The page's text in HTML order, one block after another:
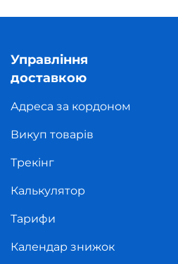
Управління
доставкою
Адреса за кордоном
Викуп товарів
Трекінг
Калькулятор
Тарифи
Календар знижок